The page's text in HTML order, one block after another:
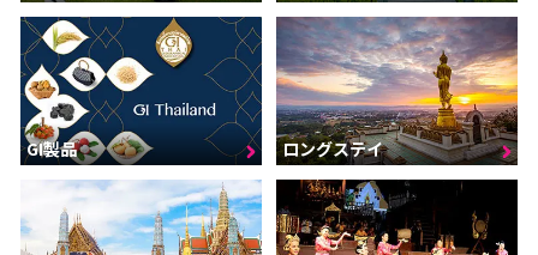
GI製品 ロングステイ